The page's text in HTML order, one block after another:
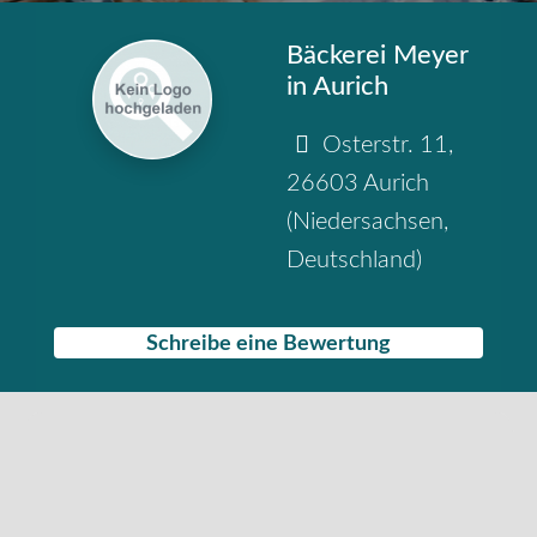
Bäckerei Meyer
in Aurich
Osterstr. 11,
26603 Aurich
( Niedersachsen,
Deutschland)
Schreibe eine Bewertung